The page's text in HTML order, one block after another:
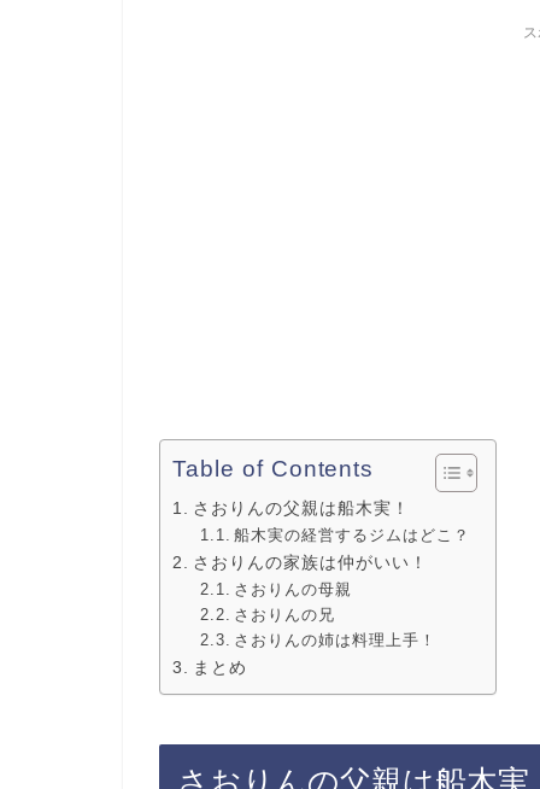
Table of Contents
さおりんの父親は船木実！
船木実の経営するジムはどこ？
さおりんの家族は仲がいい！
さおりんの母親
さおりんの兄
さおりんの姉は料理上手！
まとめ